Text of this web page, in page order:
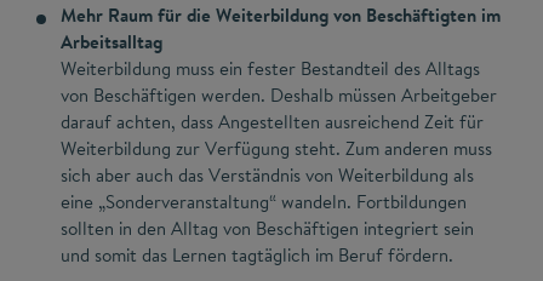
Mehr Raum für die Weiterbildung von Beschäftigten im
Arbeitsalltag
Weiterbildung muss ein fester Bestandteil des Alltags
von Beschäftigen werden. Deshalb müssen Arbeitgeber
darauf achten, dass Angestellten ausreichend Zeit für
Weiterbildung zur Verfügung steht. Zum anderen muss
sich aber auch das Verständnis von Weiterbildung als
eine „Sonderveranstaltung“ wandeln. Fortbildungen
sollten in den Alltag von Beschäftigen integriert sein
und somit das Lernen tagtäglich im Beruf fördern.